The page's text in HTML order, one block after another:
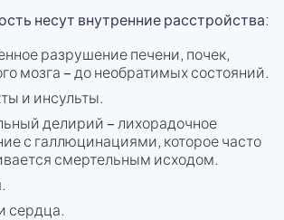
несут внутренние расстройства:
разрушение печени, почек,
мозга – до необратимых состояний.
и инсульты.
делирий – лихорадочное
с галлюцинациями, которое часто
смертельным исходом.
сердца.